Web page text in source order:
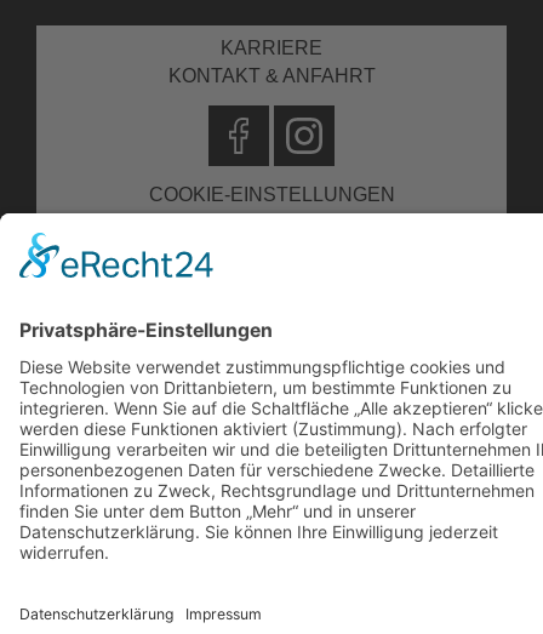
KARRIERE
KONTAKT & ANFAHRT
COOKIE-EINSTELLUNGEN
DATENSCHUTZ